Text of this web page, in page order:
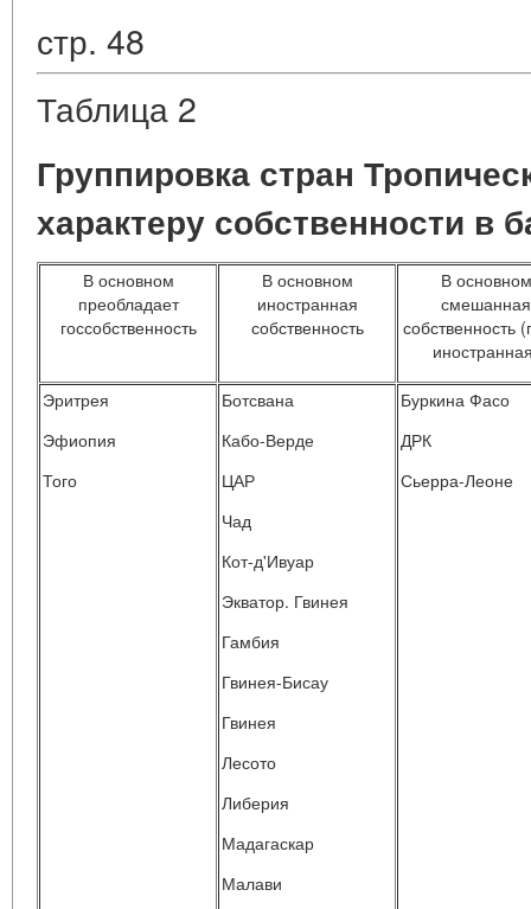
стр. 48
Таблица 2
Группировка стран
характеру собственности в
В основном
преобладает
госсобственность
В основном
иностранная
собственность
В основном
смешанная
собственность
Эритрея
Эфиопия
Того
Ботсвана
Кабо-Верде
ЦАР
Чад
Кот-д'Ивуар
Экватор. Гвинея
Гамбия
Гвинея-Бисау
Гвинея
Лесото
Либерия
Мадагаскар
Малави
Буркина Фасо
ДРК
Сьерра-Леоне